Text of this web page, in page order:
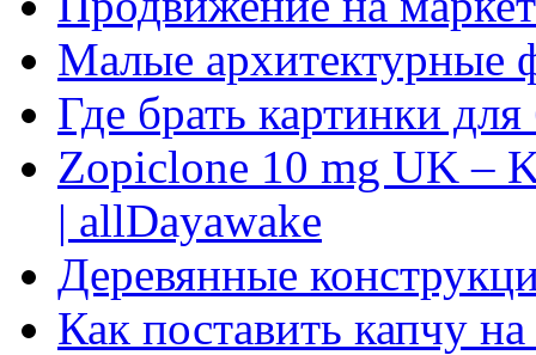
Малые архитектурные
Где брать картинки
Zopiclone 10 mg UK –
| allDayawake
Деревянные
Как поставить капчу